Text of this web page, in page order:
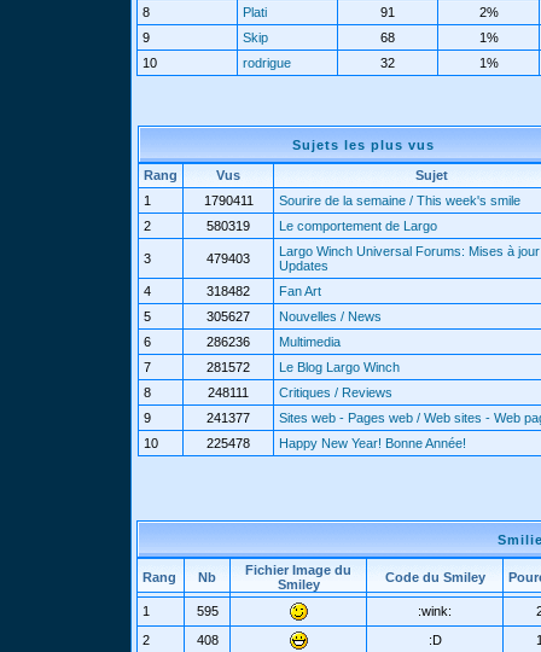
8
Plati 91
2%
9
Skip 68
1%
10
rodrigue 32 1%
Sujets les plus vus
Rang Vus
Sujet
1
1790411
Sourire de la semaine / This week's smile
2
580319 Le comportement de Largo
3 479403
Largo Winch Universal Forums: Mises à
Updates
4
318482
Fan Art
5
305627
Nouvelles / News
6
286236
Multimedia
7
281572
Le Blog Largo Winch
8
248111
Critiques / Reviews
9
241377
Sites web - Pages web / Web sites - Web
10
225478 Happy New Year! Bonne Année!
Rang Nb
Fichier Image du
Smiley
Code du Smiley
1 595 :wink:
2
408 :D